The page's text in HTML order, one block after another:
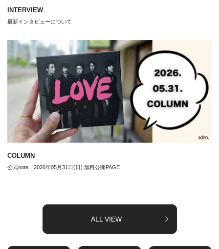
INTERVIEW
最新インタビューについて
COLUMN
公式note：2026年05月31日(日) 無料公開PAGE
ALL VIEW